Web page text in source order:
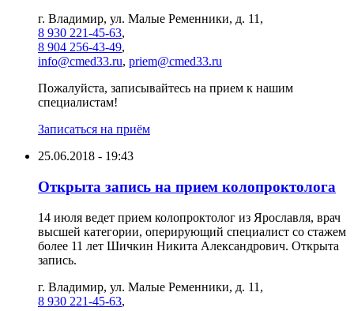
г. Владимир, ул. Малые Ременники, д. 11,
8 930 221-45-63,
8 904 256-43-49,
info@cmed33.ru, priem@cmed33.ru
Пожалуйста, записывайтесь на прием к нашим
специалистам!
Записаться на приём
25.06.2018 - 19:43
Открыта запись на прием колопроктолога
14 июля ведет прием колопроктолог из Ярославля, врач
высшей категории, оперирующий специалист со стажем
более 11 лет Шичкин Никита Александрович. Открыта
запись.
г. Владимир, ул. Малые Ременники, д. 11,
8 930 221-45-63,